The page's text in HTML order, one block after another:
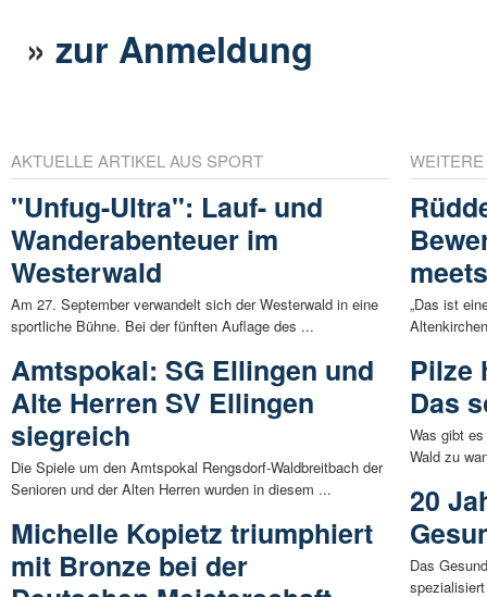
»zur Anmeldung
AKTUELLE ARTIKEL AUS SPORT
"Unfug-Ultra": Lauf- und
Wanderabenteuer im
Westerwald
Am 27. September verwandelt sich der Westerwald in eine
sportliche Bühne. Bei der fünften Auflage des ...
Amtspokal: SG Ellingen und
Alte Herren SV Ellingen
siegreich
Die Spiele um den Amtspokal Rengsdorf-Waldbreitbach der
Senioren und der Alten Herren wurden in diesem ...
Michelle Kopietz triumphiert
mit Bronze bei der
„Das ist
Pilze
Das
Was gibt
Wald zu
20
Das